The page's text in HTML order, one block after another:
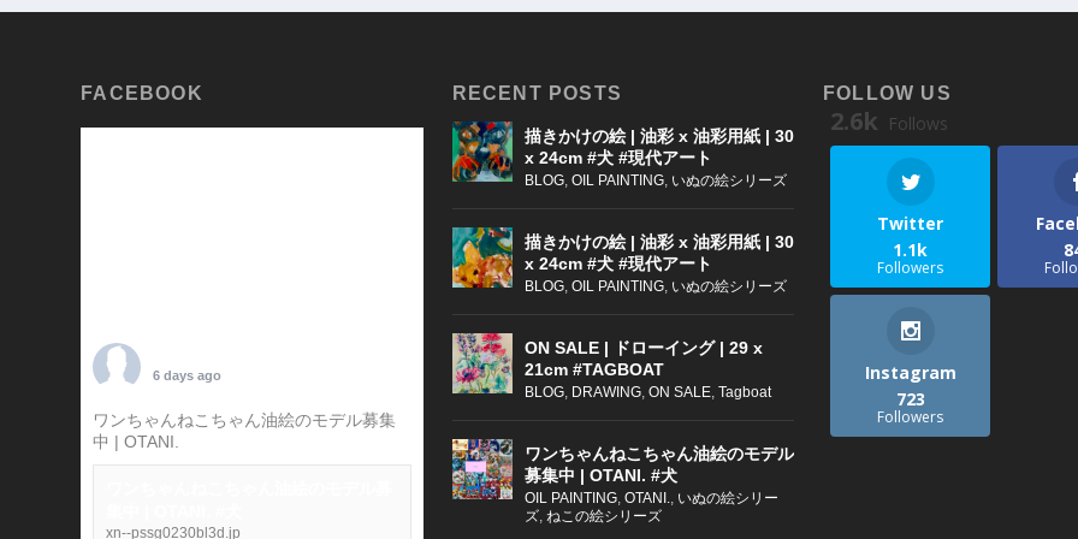
FACEBOOK
6 days ago
ワンちゃんねこちゃん油絵のモデル募集
中 | OTANI.
xn--pssg0230bl3d.jp
RECENT POSTS
描きかけの絵 | 油彩 x 油彩用紙 | 30
x 24cm #犬 #現代アート
BLOG, OIL PAINTING, いぬの絵シリーズ
描きかけの絵 | 油彩 x 油彩用紙 | 30
x 24cm #犬 #現代アート
BLOG, OIL PAINTING, いぬの絵シリーズ
ON SALE | ドローイング | 29 x
21cm #TAGBOAT
BLOG, DRAWING, ON SALE, Tagboat
ワンちゃんねこちゃん油絵のモデル
募集中 | OTANI. #犬
OIL PAINTING, OTANI.
いぬの絵シリー
ズ, ねこの絵シリーズ
FOLLOW US
2.6k Follows
Twitter
1.1k
Followers
Instagram
723
Followers